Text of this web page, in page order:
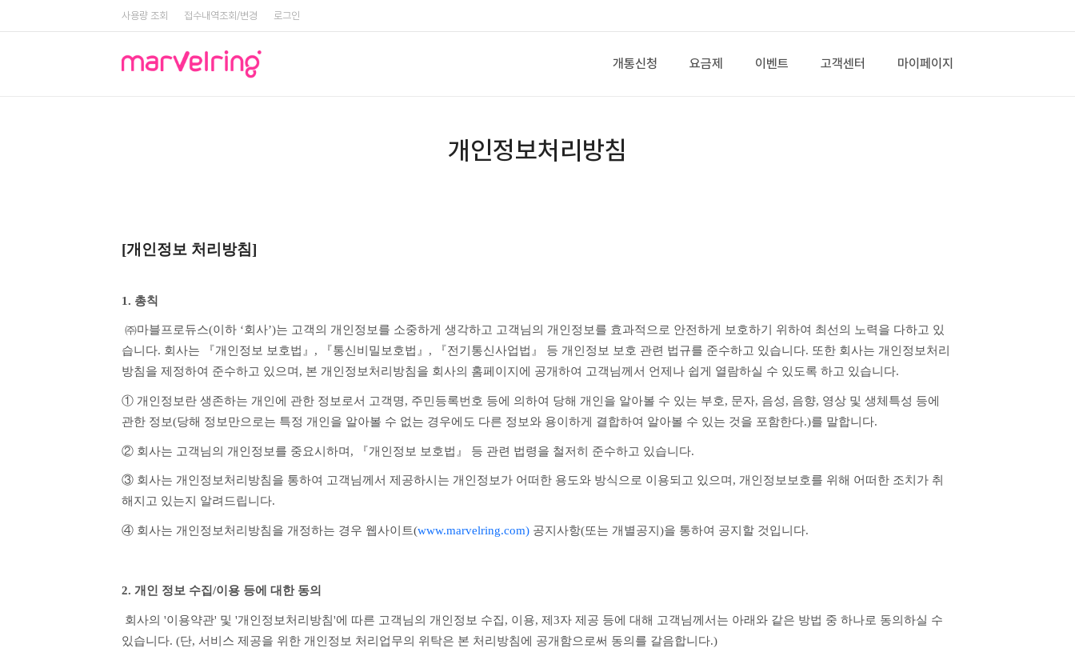
사용량 조회 접수내역조회/변경 로그인
개통신청 요금제 이벤트 고객센터 마이페이지
개인정보처리방침
[개인정보 처리방침]
1. 총칙
습니다. 회사는 『개인정보 보호법』, 『통신비밀보호법』, 『전기통신사업법』 등 개인정보 보호 관련 법규를 준수하고 있습니다. 또한 회사는 개인정보처리
방침을 제정하여 준수하고 있으며, 본 개인정보처리방침을 회사의 홈페이지에 공개하여 고객님께서 언제나 쉽게 열람하실 수 있도록 하고 있습니다.
① 개인정보란 생존하는 개인에 관한 정보로서 고객명, 주민등록번호 등에 의하여 당해 개인을 알아볼 수 있는 부호, 문자, 음성, 음향, 영상 및 생체특성 등에
관한 정보(당해 정보만으로는 특정 개인을 알아볼 수 없는 경우에도 다른 정보와 용이하게 결합하여 알아볼 수 있는 것을 포함한다.)를 말합니다.
② 회사는 고객님의 개인정보를 중요시하며, 『개인정보 보호법』 등 관련 법령을 철저히 준수하고 있습니다.
③ 회사는 개인정보처리방침을 통하여 고객님께서 제공하시는 개인정보가 어떠한 용도와 방식으로 이용되고 있으며, 개인정보보호를 위해 어떠한 조치가 취
해지고 있는지 알려드립니다.
④ 회사는 개인정보처리방침을 개정하는 경우 웹사이트(www.marvelring.com) 공지사항(또는 개별공지)을 통하여 공지할 것입니다.
2. 개인 정보 수집/이용 등에 대한 동의
있습니다. (단, 서비스 제공을 위한 개인정보 처리업무의 위탁은 본 처리방침에 공개함으로써 동의를 갈음합니다.)